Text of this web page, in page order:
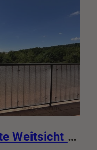
Bad Salzschlirf: Echte Weitsicht statt enger Gassen 94m² mit Traumküche & Riesenbalkon